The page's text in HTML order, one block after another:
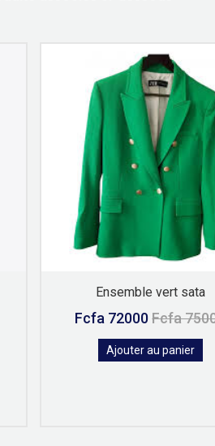
Ensemble vert sata
Fcfa 72000Fcfa
Ajouter au panier